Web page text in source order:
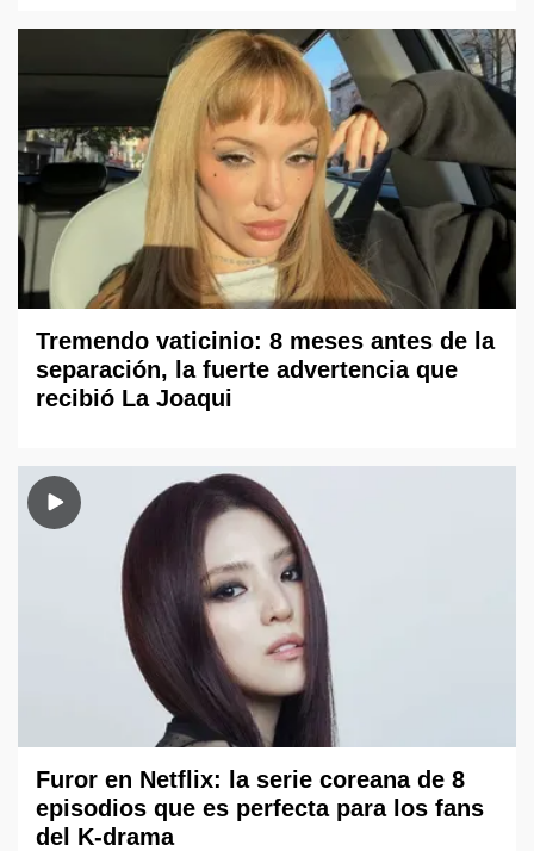
Tremendo vaticinio: 8 meses antes de la
separación, la fuerte advertencia que
recibió La Joaqui
Furor en Netflix: la serie coreana de 8
episodios que es perfecta para los fans
del K-drama